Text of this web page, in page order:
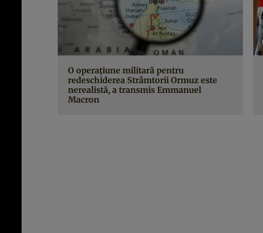
O operațiune militară pentru
redeschiderea Strâmtorii Ormuz este
nerealistă, a transmis Emmanuel
Macron